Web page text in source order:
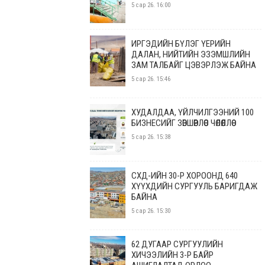
АВТОМАШИНЫ ЗОГСООЛ, ЯВГАН
ХҮНИЙ ЗАМ ТАВЬЖ БАЙНА
5 сар 26. 13:49
ХҮНИЙ ГҮҮРЭН ГАРЦЫН АЖЛЫГ
ХИЙЖ БАЙНА
ДУЛААЛГА, ЗАСВАРЫН АЖИЛ
ХИЙГДЭЖ БАЙНА
5 сар 26. 12:33
ТӨРИЙН АЛБАН ХААГЧИДТАЙ
УУЛЗЛАА
5 сар 26. 16:00
ИРГЭДИЙН БҮЛЭГ ҮЕРИЙН
ДАЛАН, НИЙТИЙН ЭЗЭМШЛИЙН
ЗАМ ТАЛБАЙГ ЦЭВЭРЛЭЖ БАЙНА
5 сар 26. 15:46
ХУДАЛДАА, ҮЙЛЧИЛГЭЭНИЙ 100
БИЗНЕСИЙГ ЗӨВШӨӨРЛӨӨС ЧӨЛӨӨЛЛӨӨ
5 сар 26. 15:38
СХД-ИЙН 30-Р ХОРООНД 640
ХҮҮХДИЙН СУРГУУЛЬ БАРИГДАЖ
БАЙНА
5 сар 26. 15:30
62 ДУГААР СУРГУУЛИЙН
ХИЧЭЭЛИЙН 3-Р БАЙР